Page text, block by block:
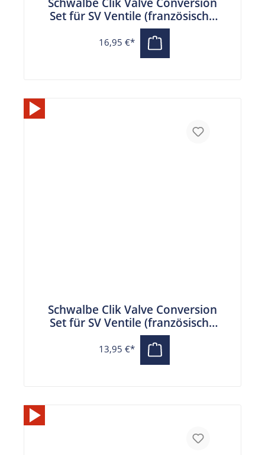
Schwalbe Clik Valve Conversion
Set für SV Ventile (französische
Ventile) mit Pumpenkopf
16,95 €*
Schwalbe Clik Valve Conversion
Set für SV Ventile (französische
Ventile) mit
Pumpenkopfadapter
13,95 €*